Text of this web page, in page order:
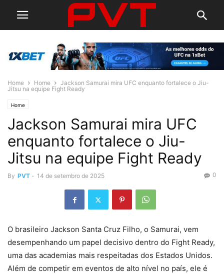
Home Home
Jackson Samurai mira UFC enquanto fortalece o Jiu-
Jitsu na equipe Fight Ready
Home
Jackson Samurai mira UFC
enquanto fortalece o Jiu-
Jitsu na equipe Fight Ready
By PVT - 14 de setembro de 2025 0
O brasileiro Jackson Santa Cruz Filho, o Samurai, vem
desempenhando um papel decisivo dentro do Fight Ready,
uma das academias mais respeitadas dos Estados Unidos.
Além de competir em eventos de alto nível no país, ele é